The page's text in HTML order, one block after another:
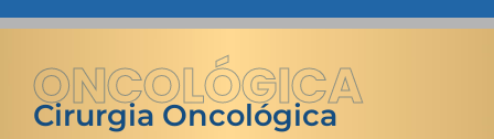
ONCOLÓGICA
Cirurgia Oncológica